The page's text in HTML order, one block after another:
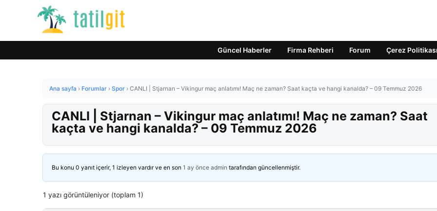
Güncel Haberler Firma Rehberi Forum Çerez Politikası
Ana sayfa › Forumlar › Spor › CANLI | Stjarnan – Vikingur maç anlatımı! Maç ne zaman? Saat kaçta ve hangi kanalda? – 09 Temmuz 2026
CANLI | Stjarnan – Vikingur maç anlatımı! Maç ne zaman? Saat
kaçta ve hangi kanalda? – 09 Temmuz 2026
Bu konu 0 yanıt içerir, 1 izleyen vardır ve en son 1 ay önce admin tarafından güncellenmiştir.
1 yazı görüntüleniyor (toplam 1)